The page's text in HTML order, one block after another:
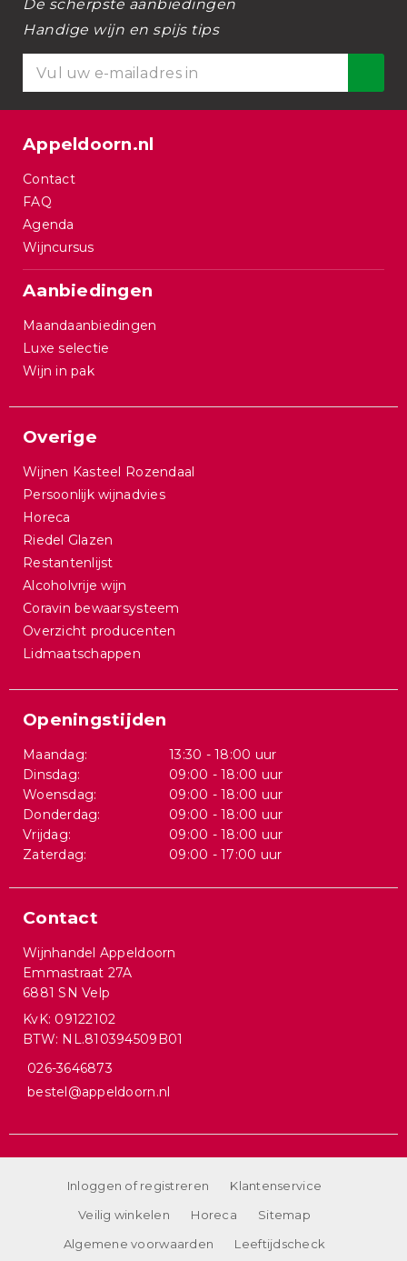
De scherpste aanbiedingen
Handige wijn en spijs tips
Appeldoorn.nl
Contact
FAQ
Agenda
Wijncursus
Aanbiedingen
Maandaanbiedingen
Luxe selectie
Wijn in pak
Overige
Wijnen Kasteel Rozendaal
Persoonlijk wijnadvies
Horeca
Riedel Glazen
Restantenlijst
Alcoholvrije wijn
Coravin bewaarsysteem
Overzicht producenten
Lidmaatschappen
Openingstijden
Maandag:
13:30 - 18:00 uur
Dinsdag:
09:00 - 18:00 uur
Woensdag:
09:00 - 18:00 uur
Donderdag:
09:00 - 18:00 uur
Vrijdag:
09:00 - 18:00 uur
Zaterdag:
09:00 - 17:00 uur
Contact
Wijnhandel Appeldoorn
Emmastraat 27A
6881 SN Velp
KvK: 09122102
BTW: NL.810394509B01
026-3646873
bestel@appeldoorn.nl
Inloggen of registreren
Klantenservice
Veilig winkelen
Horeca
Sitemap
Algemene voorwaarden
Leeftijdscheck